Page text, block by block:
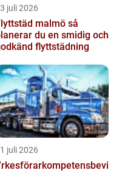
juli 2026
malmö så
du en smidig och
flyttstädning
juli 2026